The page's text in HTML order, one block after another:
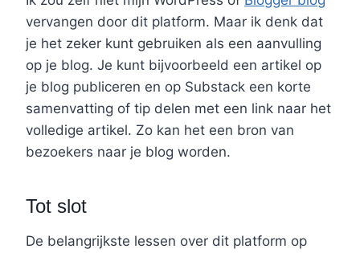
vervangen door dit platform. Maar ik denk dat
je het zeker kunt gebruiken als een aanvulling
op je blog. Je kunt bijvoorbeeld een artikel op
je blog publiceren en op Substack een korte
samenvatting of tip delen met een link naar het
volledige artikel. Zo kan het een bron van
bezoekers naar je blog worden.
Tot slot
De belangrijkste lessen over dit platform op